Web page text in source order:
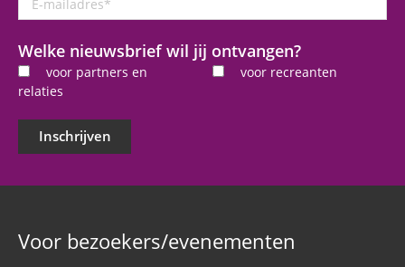
mailadres
Welke nieuwsbrief wil jij ontvangen?
voor partners en
relaties
voor recreanten
Inschrijven
Voor bezoekers/evenementen